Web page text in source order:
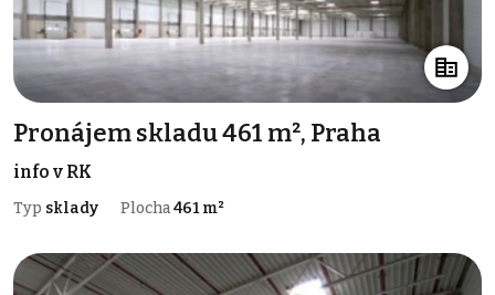
Pronájem skladu 461 m², Praha
info v RK
Typ sklady Plocha461 m²